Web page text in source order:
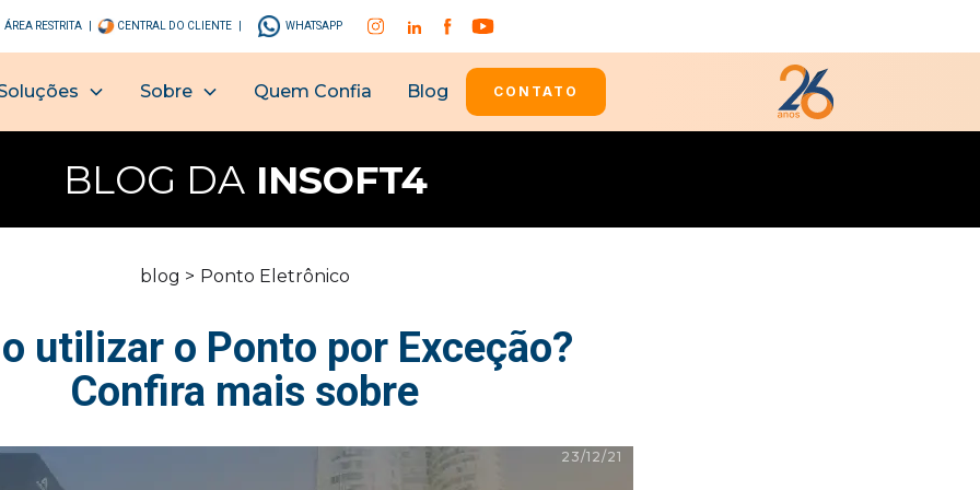
ÁREA RESTRITA | CENTRAL DO CLIENTE | WHATSAPP
Sobre Quem Confia Blog CONTATO
BLOG DAINSOFT4
blog > Ponto Eletrônico
utilizar o Ponto por Exceção?
Confira mais sobre
23/12/21